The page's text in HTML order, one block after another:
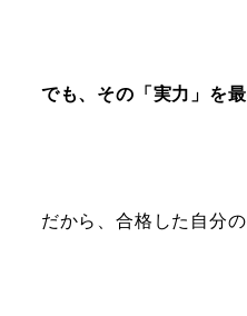
でも、その「実力」を
だから、合格した自分